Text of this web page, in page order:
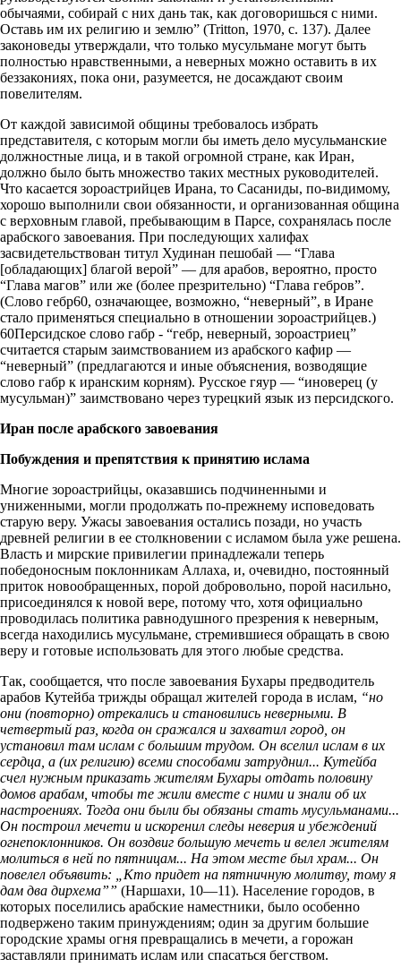
обычаями, собирай с них дань так, как договоришься с ними.
Оставь им их религию и землю” (Tritton, 1970, с. 137). Далее
законоведы утверждали, что только мусульмане могут быть
полностью нравственными, а неверных можно оставить в их
беззакониях, пока они, разумеется, не досаждают своим
повелителям.
От каждой зависимой общины требовалось избрать
представителя, с которым могли бы иметь дело мусульманские
должностные лица, и в такой огромной стране, как Иран,
должно было быть множество таких местных руководителей.
Что касается зороастрийцев Ирана, то Сасаниды, по-видимому,
хорошо выполнили свои обязанности, и организованная община
с верховным главой, пребывающим в Парсе, сохранялась после
арабского завоевания. При последующих халифах
засвидетельствован титул Худинан пешобай — “Глава
[обладающих] благой верой” — для арабов, вероятно, просто
“Глава магов” или же (более презрительно) “Глава гебров”.
(Слово гебр60, означающее, возможно, “неверный”, в Иране
стало применяться специально в отношении зороастрийцев.)
60Персидское слово габр - “гебр, неверный, зороастриец”
считается старым заимствованием из арабского кафир —
“неверный” (предлагаются и иные объяснения, возводящие
слово габр к иранским корням). Русское гяур — “иноверец (у
мусульман)” заимствовано через турецкий язык из персидского.
Иран после арабского завоевания
Побуждения и препятствия к принятию ислама
Многие зороастрийцы, оказавшись подчиненными и
униженными, могли продолжать по-прежнему исповедовать
старую веру. Ужасы завоевания остались позади, но участь
древней религии в ее столкновении с исламом была уже решена.
Власть и мирские привилегии принадлежали теперь
победоносным поклонникам Аллаха, и, очевидно, постоянный
приток новообращенных, порой добровольно, порой насильно,
присоединялся к новой вере, потому что, хотя официально
проводилась политика равнодушного презрения к неверным,
всегда находились мусульмане, стремившиеся обращать в свою
веру и готовые использовать для этого любые средства.
Так, сообщается, что после завоевания Бухары предводитель
арабов Кутейба трижды обращал жителей города в ислам, “но
они (повторно) отрекались и становились неверными. В
четвертый раз, когда он сражался и захватил город, он
установил там ислам с большим трудом. Он вселил ислам в их
сердца, а (их религию) всеми способами затруднил... Кутейба
счел нужным приказать жителям Бухары отдать половину
домов арабам, чтобы те жили вместе с ними и знали об их
настроениях. Тогда они были бы обязаны стать мусульманами...
Он построил мечети и искоренил следы неверия и убеждений
огнепоклонников. Он воздвиг большую мечеть и велел жителям
молиться в ней по пятницам... На этом месте был храм... Он
повелел объявить: „Кто придет на пятничную молитву, тому я
дам два дирхема”” (Наршахи, 10—11). Население городов, в
которых поселились арабские наместники, было особенно
подвержено таким принуждениям; один за другим большие
городские храмы огня превращались в мечети, а горожан
заставляли принимать ислам или спасаться бегством.